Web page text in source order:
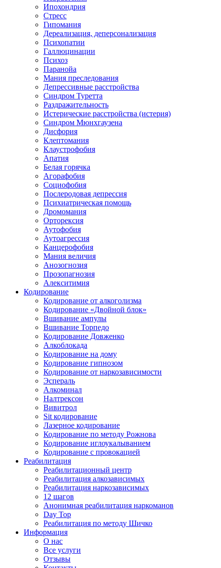
Ипохондрия
Стресс
Гипомания
Дереализация, деперсонализация
Психопатии
Галлюцинации
Психоз
Паранойа
Мания преследования
Депрессивные расстройства
Синдром Туретта
Раздражительность
Истерические расстройства (истерия)
Синдром Мюнхгаузена
Дисфория
Клептомания
Клаустрофобия
Апатия
Белая горячка
Агорафобия
Социофобия
Послеродовая депрессия
Психиатрическая помощь
Дромомания
Орторексия
Аутофобия
Аутоагрессия
Канцерофобия
Мания величия
Анозогнозия
Прозопагнозия
Алекситимия
Кодирование
Кодирование от алкоголизма
Кодирование «Двойной блок»
Вшивание ампулы
Вшивание Торпедо
Кодирование Довженко
Алкоблокада
Кодирование на дому
Кодирование гипнозом
Кодирование от наркозависимости
Эспераль
Алкоминал
Налтрексон
Вивитрол
Sit кодирование
Лазерное кодирование
Кодирование по методу Рожнова
Кодирование иглоукалыванием
Кодирование с провокацией
Реабилитация
Реабилитационный центр
Реабилитация алкозависимых
Реабилитация наркозависимых
12 шагов
Анонимная реабилитация наркоманов
Day Top
Реабилитация по методу Шичко
Информация
О нас
Все услуги
Отзывы